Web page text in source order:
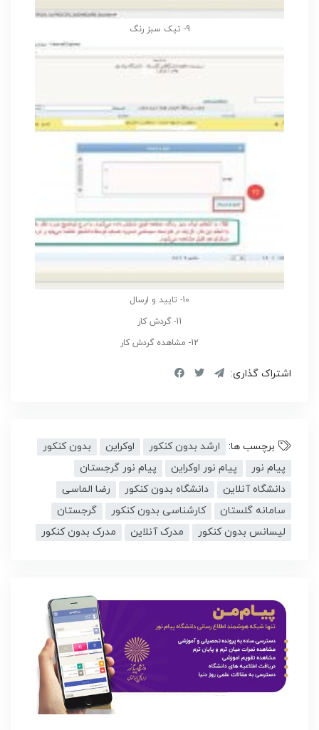
9- تیک سبز رنگ
10- تایید و ارسال
11- گردش کار
12- مشاهده گردش کار
اشتراک گذاری:
برچسب ها: ارشد بدون کنکور اوکراین
بدون کنکور
پیام نور
پیام نور اوکراین
پیام نور گرجستان
دانشگاه آنلاین
دانشگاه بدون کنکور
رضا الماسی
سامانه گلستان
کارشناسی بدون کنکور
گرجستان
لیسانس بدون کنکور
مدرک آنلاین مدرک بدون کنکور